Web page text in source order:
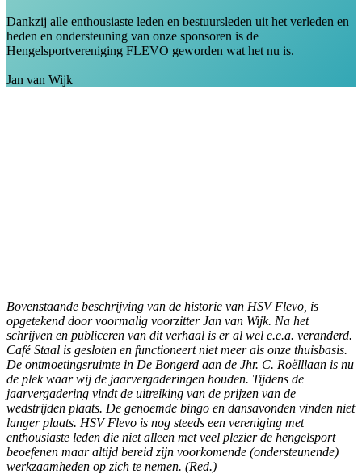
Dankzij alle enthousiaste leden en bestuursleden uit het verleden en
heden en ondersteuning van onze sponsoren is de
Hengelsportvereniging FLEVO geworden wat het nu is.
Jan van Wijk
Bovenstaande beschrijving van de historie van HSV Flevo, is
opgetekend door voormalig voorzitter Jan van Wijk. Na het
schrijven en publiceren van dit verhaal is er al wel e.e.a. veranderd.
Café Staal is gesloten en functioneert niet meer als onze thuisbasis.
De ontmoetingsruimte in De Bongerd aan de Jhr. C. Roëlllaan is nu
de plek waar wij de jaarvergaderingen houden. Tijdens de
jaarvergadering vindt de uitreiking van de prijzen van de
wedstrijden plaats. De genoemde bingo en dansavonden vinden niet
langer plaats. HSV Flevo is nog steeds een vereniging met
enthousiaste leden die niet alleen met veel plezier de hengelsport
beoefenen maar altijd bereid zijn voorkomende (ondersteunende)
werkzaamheden op zich te nemen. (Red.)